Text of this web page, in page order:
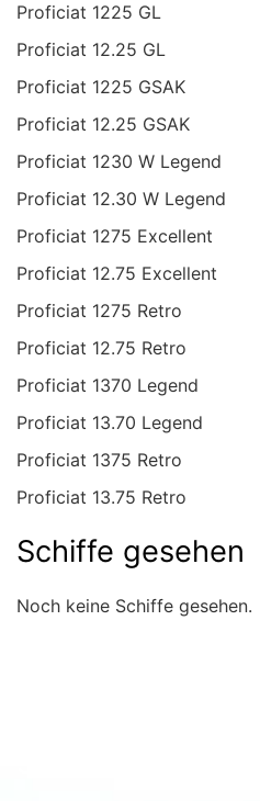
Proficiat 1225 GL
Proficiat 12.25 GL
Proficiat 1225 GSAK
Proficiat 12.25 GSAK
Proficiat 1230 W Legend
Proficiat 12.30 W Legend
Proficiat 1275 Excellent
Proficiat 12.75 Excellent
Proficiat 1275 Retro
Proficiat 12.75 Retro
Proficiat 1370 Legend
Proficiat 13.70 Legend
Proficiat 1375 Retro
Proficiat 13.75 Retro
Schiffe gesehen
Noch keine Schiffe gesehen.